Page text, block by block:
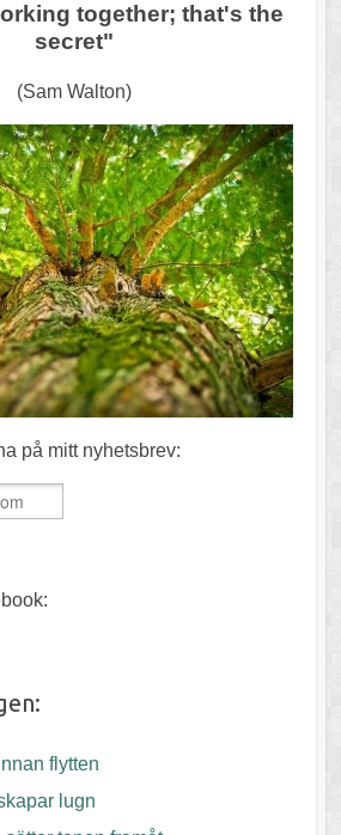
together; that's the
secret"
(Sam Walton)
på mitt nyhetsbrev:
flytten
lugn